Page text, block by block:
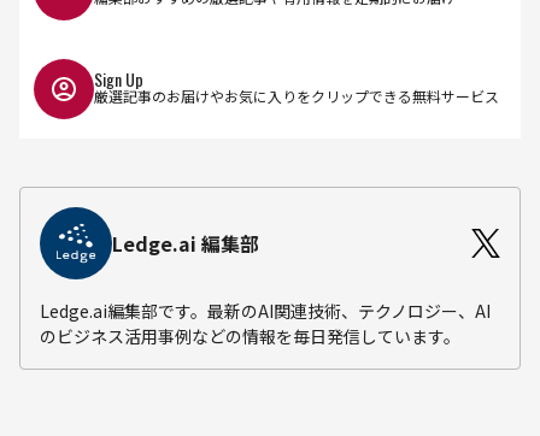
Sign Up
厳選記事のお届けやお気に入りをクリップできる無料サービス
Ledge.ai 編集部
Ledge.ai編集部です。最新のAI関連技術、テクノロジー、AI
のビジネス活用事例などの情報を毎日発信しています。